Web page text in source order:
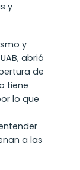
y
y
abrió
de
tiene
lo que
a las